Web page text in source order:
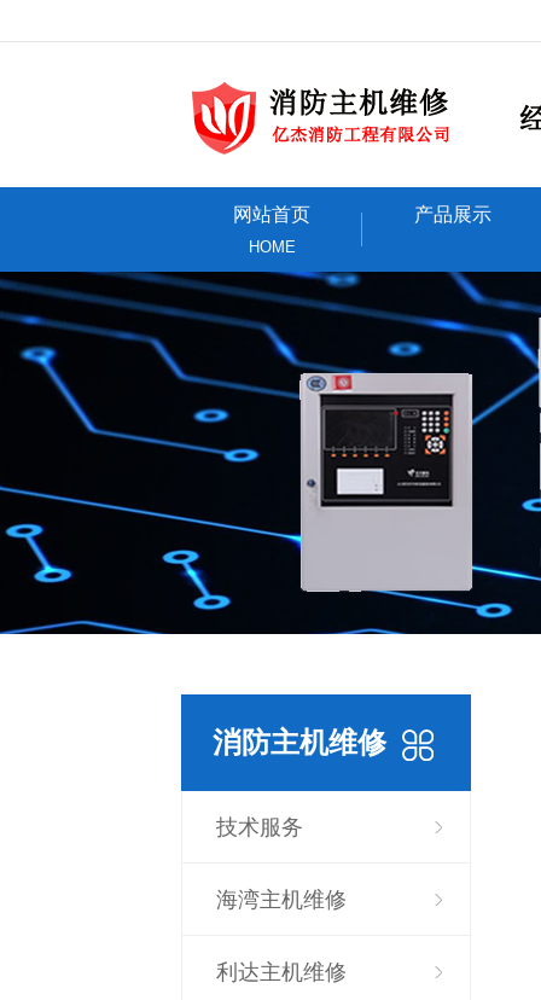
网站首页
HOME
产品展示
消防主机维修
技术服务
海湾主机维修
利达主机维修